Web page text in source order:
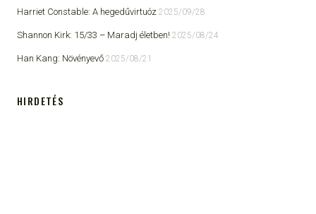
Harriet Constable: A hegedűvirtuóz 2025/09/28
Shannon Kirk: 15/33 ​– Maradj életben! 2025/08/24
Han Kang: Növényevő 2025/08/21
HIRDETÉS